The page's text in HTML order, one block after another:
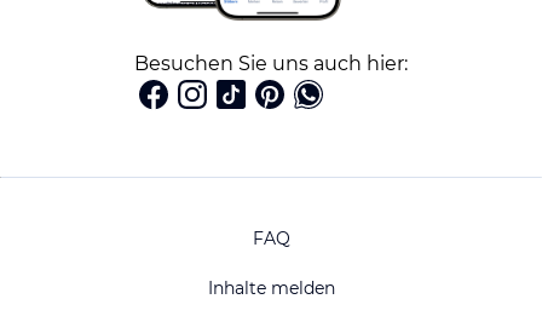
Besuchen Sie uns auch hier:
FAQ
Inhalte melden